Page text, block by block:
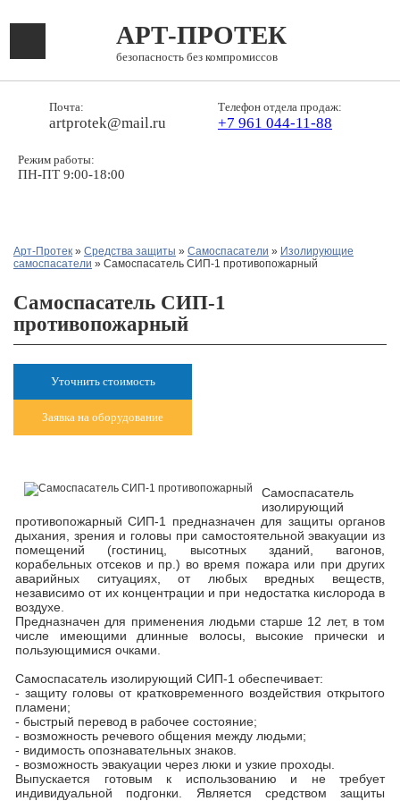
АРТ-ПРОТЕК
безопасность без компромиссов
Почта:
artprotek@mail.ru
Телефон отдела продаж:
+7 961 044-11-88
Режим работы:
ПН-ПТ 9:00-18:00
Арт-Протек » Средства защиты » Самоспасатели » Изолирующие
самоспасатели » Самоспасатель СИП-1 противопожарный
Самоспасатель СИП-1
противопожарный
Уточнить стоимость
Заявка на оборудование
Самоспасатель
изолирующий
противопожарный СИП-1 предназначен для защиты органов
дыхания, зрения и головы при самостоятельной эвакуации из
помещений (гостиниц, высотных зданий, вагонов,
корабельных отсеков и пр.) во время пожара или при других
аварийных ситуациях, от любых вредных веществ,
независимо от их концентрации и при недостатка кислорода в
воздухе.
Предназначен для применения людьми старше 12 лет, в том
числе имеющими длинные волосы, высокие прически и
пользующимися очками.
Самоспасатель изолирующий СИП-1 обеспечивает:
- защиту головы от кратковременного воздействия открытого
пламени;
- быстрый перевод в рабочее состояние;
- возможность речевого общения между людьми;
- видимость опознавательных знаков.
- возможность эвакуации через люки и узкие проходы.
Выпускается готовым к использованию и не требует
индивидуальной подгонки. Является средством защиты